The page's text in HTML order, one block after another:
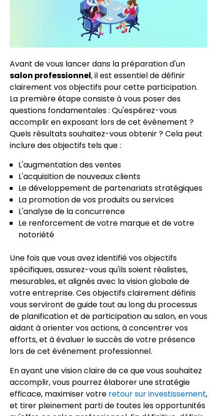
Avant de vous lancer dans la préparation d'un
salon professionnel, il est essentiel de définir
clairement vos objectifs pour cette participation.
La première étape consiste à vous poser des
questions fondamentales : Qu'espérez-vous
accomplir en exposant lors de cet événement ?
Quels résultats souhaitez-vous obtenir ? Cela peut
inclure des objectifs tels que :
L'augmentation des ventes
L'acquisition de nouveaux clients
Le développement de partenariats stratégiques
La promotion de vos produits ou services
L'analyse de la concurrence
Le renforcement de votre marque et de votre
notoriété
Une fois que vous avez identifié vos objectifs
spécifiques, assurez-vous qu'ils soient réalistes,
mesurables, et alignés avec la vision globale de
votre entreprise. Ces objectifs clairement définis
vous serviront de guide tout au long du processus
de planification et de participation au salon, en vous
aidant à orienter vos actions, à concentrer vos
efforts, et à évaluer le succès de votre présence
lors de cet événement professionnel.
En ayant une vision claire de ce que vous souhaitez
accomplir, vous pourrez élaborer une stratégie
efficace, maximiser votre retour sur investissement,
et tirer pleinement parti de toutes les opportunités